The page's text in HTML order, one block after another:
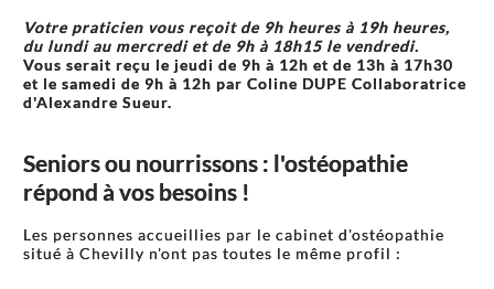
Votre praticien vous reçoit de 9h heures à 19h heures,
du lundi au mercredi et de 9h à 18h15 le vendredi.
Vous serait reçu le jeudi de 9h à 12h et de 13h à 17h30
et le samedi de 9h à 12h par Coline DUPE Collaboratrice
d'Alexandre Sueur.
Seniors ou nourrissons : l'ostéopathie
répond à vos besoins !
Les personnes accueillies par le cabinet d'ostéopathie
situé à Chevilly n'ont pas toutes le même profil :